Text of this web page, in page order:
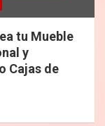
tu Mueble
y
Cajas de